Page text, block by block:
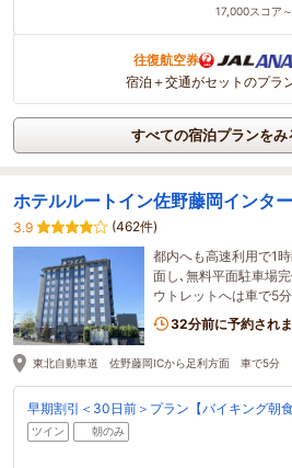
17,000スコア～
往復航空券
宿泊＋交通がセットのプラ
すべての宿泊プランをみ
ホテルルートイン佐野藤岡インター
3.9
(462件)
都内へも高速利用で1
面し､無料平面駐車場
ウトレットへは車で5
32分前に予約され
東北自動車道 佐野藤岡ICから足利方面 車で5分
早期割引＜30日前＞プラン【バイキング朝食
ツイン 朝のみ